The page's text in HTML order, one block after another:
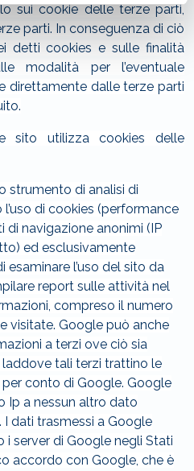
sui cookie delle terze parti,
parti. In conseguenza di ciò
detti cookies e sulle finalità
modalità per l’eventuale
direttamente dalle terze parti
sito utilizza cookies delle
strumento di analisi di
di cookies (performance
di navigazione anonimi (IP
ed esclusivamente
l’uso del sito da
report sulle attività nel
compreso il numero
visitate. Google può anche
a terzi ove ciò sia
tali terzi trattino le
conto di Google. Google
Ip a nessun altro dato
dati trasmessi a Google
i server di Google negli Stati
accordo con Google, che è